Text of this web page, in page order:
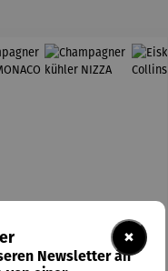
×
Newsletter an